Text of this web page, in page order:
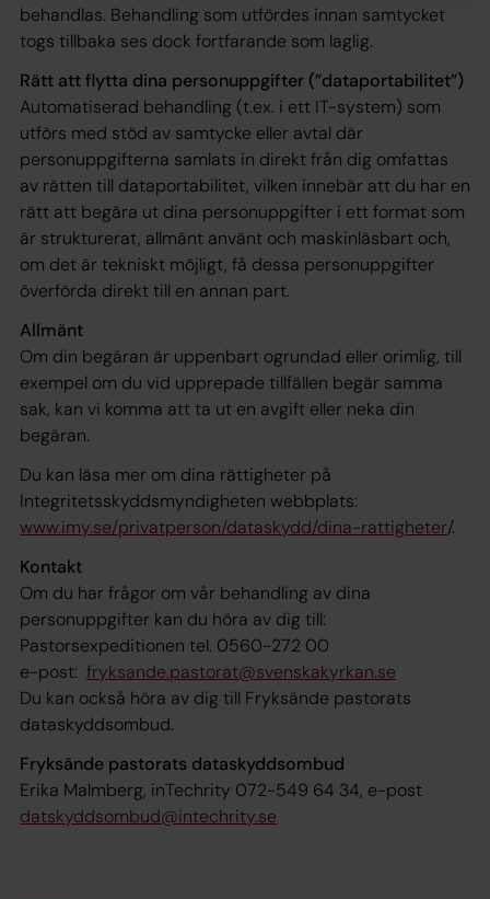
behandlas. Behandling som utfördes innan samtycket
togs tillbaka ses dock fortfarande som laglig.
Rätt att flytta dina personuppgifter (”dataportabilitet”)
Automatiserad behandling (t.ex. i ett IT-system) som
utförs med stöd av samtycke eller avtal där
personuppgifterna samlats in direkt från dig omfattas
av rätten till dataportabilitet, vilken innebär att du har en
rätt att begära ut dina personuppgifter i ett format som
är strukturerat, allmänt använt och maskinläsbart och,
om det är tekniskt möjligt, få dessa personuppgifter
överförda direkt till en annan part.
Allmänt
Om din begäran är uppenbart ogrundad eller orimlig, till
exempel om du vid upprepade tillfällen begär samma
sak, kan vi komma att ta ut en avgift eller neka din
begäran.
Du kan läsa mer om dina rättigheter på
Integritetsskyddsmyndigheten webbplats:
www.imy.se/privatperson/dataskydd/dina-rattigheter/.
Kontakt
Om du har frågor om vår behandling av dina
personuppgifter kan du höra av dig till:
Pastorsexpeditionen tel. 0560-272 00
e-post: fryksande.pastorat@svenskakyrkan.se
Du kan också höra av dig till Fryksände pastorats
dataskyddsombud.
Fryksände pastorats dataskyddsombud
Erika Malmberg, inTechrity 072-549 64 34, e-post
datskyddsombud@intechrity.se